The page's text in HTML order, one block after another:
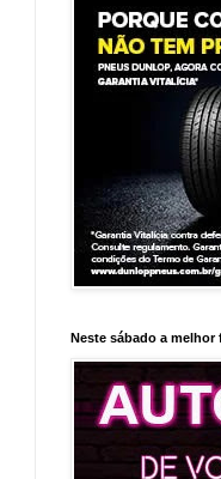
Neste sábado a melhor